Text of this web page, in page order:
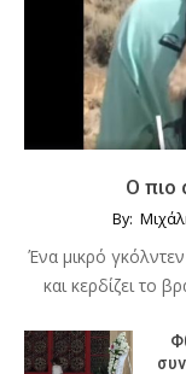
Ο πιο
By:
Ένα μικρό
και κερδίζει το